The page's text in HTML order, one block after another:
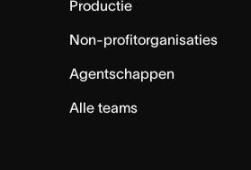
Productie
Non-profitorganisaties
Agentschappen
Alle teams